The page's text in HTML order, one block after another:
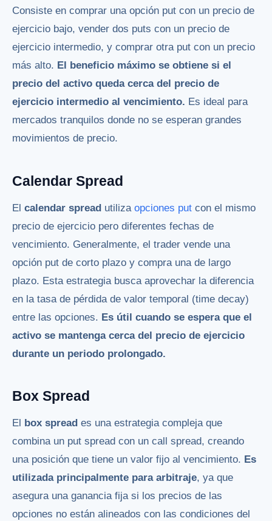
Consiste en comprar una opción put con un precio de
ejercicio bajo, vender dos puts con un precio de
ejercicio intermedio, y comprar otra put con un precio
más alto. El beneficio máximo se obtiene si el
precio del activo queda cerca del precio de
ejercicio intermedio al vencimiento. Es ideal para
mercados tranquilos donde no se esperan grandes
movimientos de precio.
Calendar Spread
El calendar spread utiliza opciones put con el mismo
precio de ejercicio pero diferentes fechas de
vencimiento. Generalmente, el trader vende una
opción put de corto plazo y compra una de largo
plazo. Esta estrategia busca aprovechar la diferencia
en la tasa de pérdida de valor temporal (time decay)
entre las opciones. Es útil cuando se espera que el
activo se mantenga cerca del precio de ejercicio
durante un periodo prolongado.
Box Spread
El box spread es una estrategia compleja que
combina un put spread con un call spread, creando
una posición que tiene un valor fijo al vencimiento. Es
utilizada principalmente para arbitraje, ya que
asegura una ganancia fija si los precios de las
opciones no están alineados con las condiciones del